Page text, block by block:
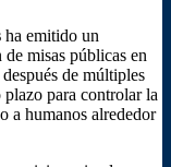
ha emitido un
misas públicas en
de múltiples
para controlar la
a humanos alrededor